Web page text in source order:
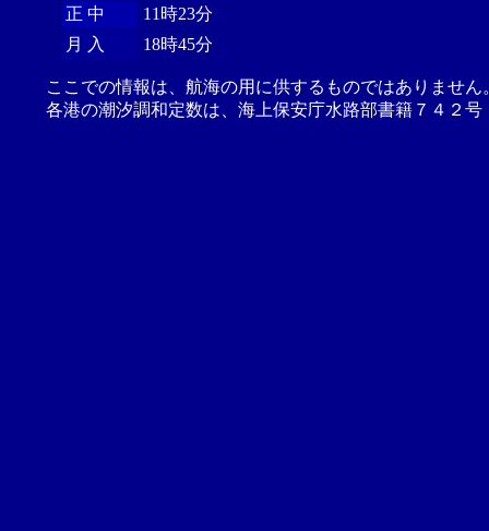
正 中
11時23分
月 入
18時45分
ここでの情報は、航海の用に供するものではありませ
各港の潮汐調和定数は、海上保安庁水路部書籍７４２